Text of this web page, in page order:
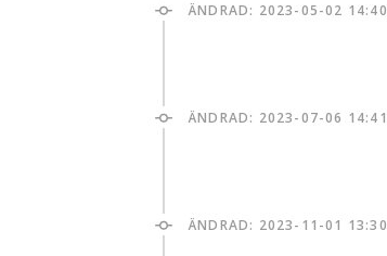
ÄNDRAD: 2023-05-02 14:40
ÄNDRAD: 2023-07-06 14:41
ÄNDRAD: 2023-11-01 13:30